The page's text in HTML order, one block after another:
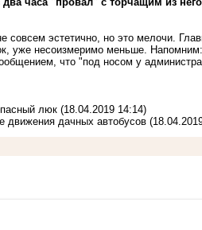
эстетично, но это мелочи.
уже несоизмеримо меньше.
что "под носом у
люк (18.04.2019 14:14)
движения дачных автобусов